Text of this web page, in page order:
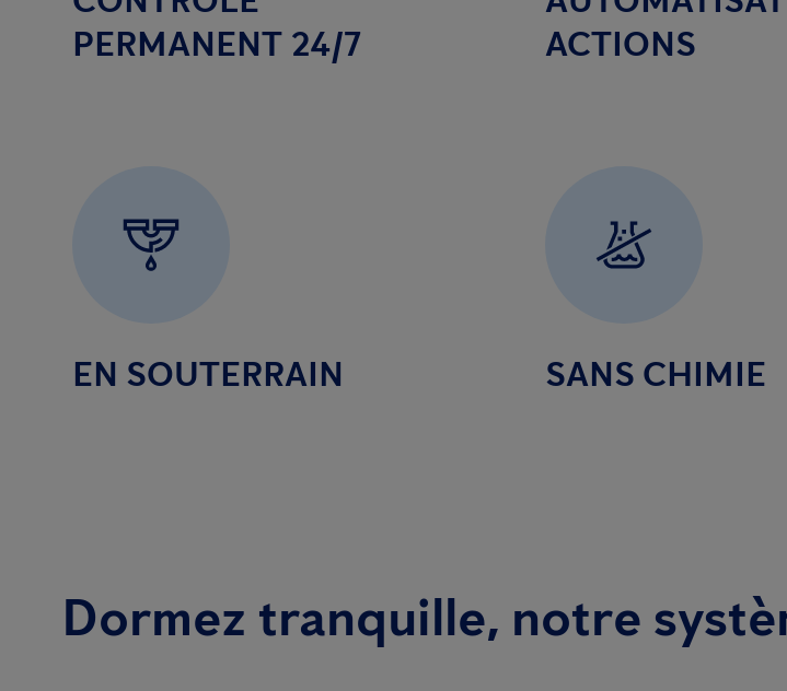
PERMANENT 24/7
ACTIONS
EN SOUTERRAIN SANS CHIMIE
Dormez tranquille, notre